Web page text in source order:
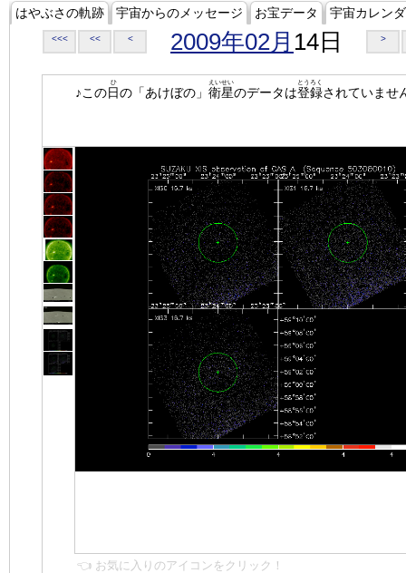
はやぶさの軌跡 宇宙からのメッセージ お宝データ 宇宙カレン
<<< << < 2009年02月 14日 >
♪この日
ひ
の「あけぼの」 衛星
えいせい
のデータは登録
とうろく
されていませ
👈 お気に入りのアイコンをクリック！